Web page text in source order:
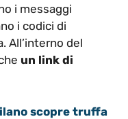
i messaggi
i codici di
All’interno del
un link di
scopre truffa